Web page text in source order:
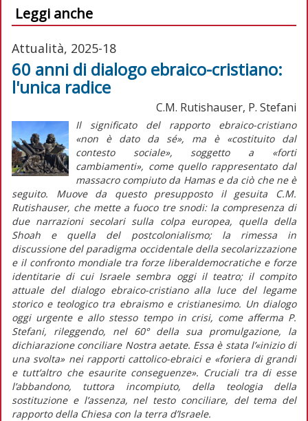
Leggi anche
Attualità, 2025-18
60 anni di dialogo ebraico-cristiano:
l'unica radice
C.M. Rutishauser, P. Stefani
Il significato del rapporto ebraico-cristiano
«non è dato da sé», ma è «costituito dal
contesto sociale», soggetto a «forti
cambiamenti», come quello rappresentato dal
massacro compiuto da Hamas e da ciò che ne è
seguito. Muove da questo presupposto il gesuita C.M.
Rutishauser, che mette a fuoco tre snodi: la compresenza di
due narrazioni secolari sulla colpa europea, quella della
Shoah e quella del postcolonialismo; la rimessa in
discussione del paradigma occidentale della secolarizzazione
e il confronto mondiale tra forze liberaldemocratiche e forze
identitarie di cui Israele sembra oggi il teatro; il compito
attuale del dialogo ebraico-cristiano alla luce del legame
storico e teologico tra ebraismo e cristianesimo. Un dialogo
oggi urgente e allo stesso tempo in crisi, come afferma P.
Stefani, rileggendo, nel 60° della sua promulgazione, la
dichiarazione conciliare Nostra aetate. Essa è stata l’«inizio di
una svolta» nei rapporti cattolico-ebraici e «foriera di grandi
e tutt’altro che esaurite conseguenze». Cruciali tra di esse
l’abbandono, tuttora incompiuto, della teologia della
sostituzione e l’assenza, nel testo conciliare, del tema del
rapporto della Chiesa con la terra d’Israele.